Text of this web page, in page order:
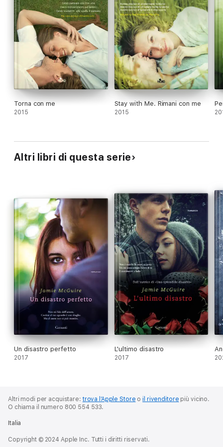
Torna con me
2015
Stay with Me. Rimani con me
2015
Altri libri di questa serie
Un disastro perfetto
2017
L'ultimo disastro
2017
Altri modi per acquistare:trova l’Apple Store oil rivenditore più vicino.
O chiama il numero 800 554 533.
Italia
Copyright © 2024 Apple Inc. Tutti i diritti riservati.